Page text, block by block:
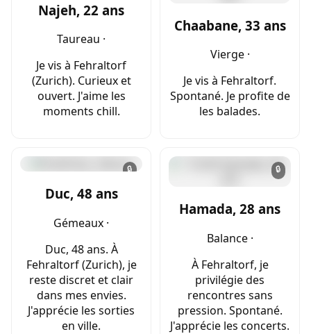
Najeh, 22 ans
Taureau ·
Je vis à Fehraltorf
(Zurich). Curieux et
ouvert. J'aime les
moments chill.
Chaabane, 33 ans
Vierge ·
Je vis à Fehraltorf.
Spontané. Je profite de
les balades.
🔒
Duc, 48 ans
Gémeaux ·
Duc, 48 ans. À
Fehraltorf (Zurich), je
reste discret et clair
dans mes envies.
J'apprécie les sorties
en ville.
🔒
Hamada, 28 ans
Balance ·
À Fehraltorf, je
privilégie des
rencontres sans
pression. Spontané.
J'apprécie les concerts.